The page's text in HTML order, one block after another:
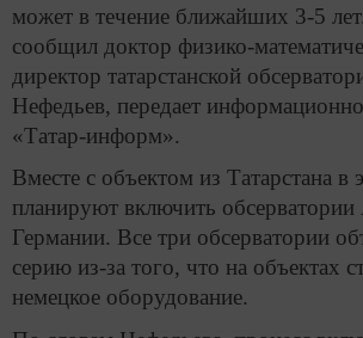
может в течение ближайших 3-5
сообщил доктор физико-
директор татарстанской
Нефедьев, передает
«Татар-информ».
Вместе с объектом из Татарстана в
планируют включить
Германии. Все три обсерватории
серию из-за того, что на объектах
немецкое оборудование.